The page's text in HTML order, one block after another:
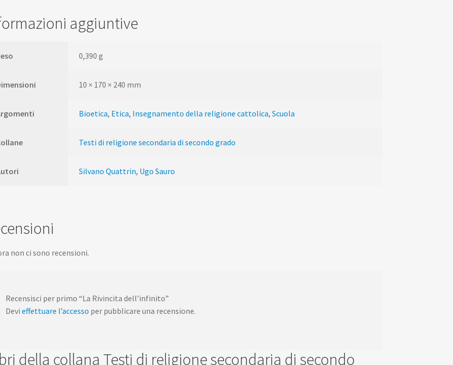
aggiuntive
0,390 g
10 × 170 × 240 mm
Bioetica, Etica, Insegnamento della religione cattolica,Scuola
Testi di religione secondaria di secondo grado
Silvano Quattrin, Ugo Sauro
non ci sono recensioni.
Recensisci per primo “La Rivincita dell’infinito”
Devieffettuare l’accesso per pubblicare una recensione.
della collana Testi di religione secondaria di secondo